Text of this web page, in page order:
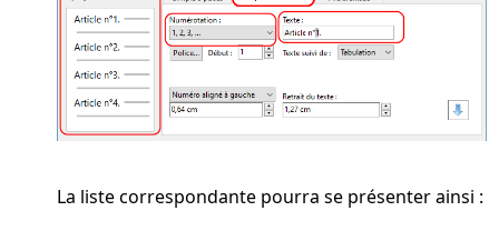
La liste correspondante pourra se présenter ainsi :